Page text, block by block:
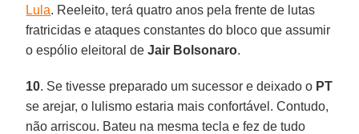
Lula. Reeleito, terá quatro anos pela frente de lutas
fratricidas e ataques constantes do bloco que assumir
o espólio eleitoral deJair Bolsonaro.
10. Se tivesse preparado um sucessor e deixado o PT
se arejar, o lulismo estaria mais confortável. Contudo,
não arriscou. Bateu na mesma tecla e fez de tudo